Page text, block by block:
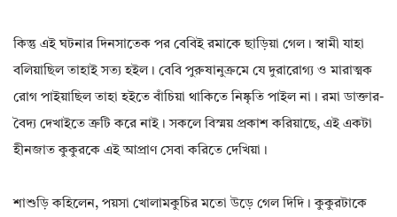
কিন্তু এই ঘটনার দিনসাতেক পর বেবিই রমাকে ছাড়িয়া গেল। স্বামী যাহা
বলিয়াছিল তাহাই সত্য হইল। বেবি পুরুষানুক্রমে যে দুরারোগ্য ও মারাত্মক
রোগ পাইয়াছিল তাহা হইতে বাঁচিয়া থাকিতে নিষ্কৃতি পাইল না। রমা ডাক্তার-
বৈদ্য দেখাইতে ত্রুটি করে নাই। সকলে বিস্ময় প্রকাশ করিয়াছে, এই একটা
হীনজাত কুকুরকে এই আপ্রাণ সেবা করিতে দেখিয়া।
শাশুড়ি কহিলেন, পয়সা খোলামকুচির মতো উড়ে গেল দিদি। কুকুরটাকে